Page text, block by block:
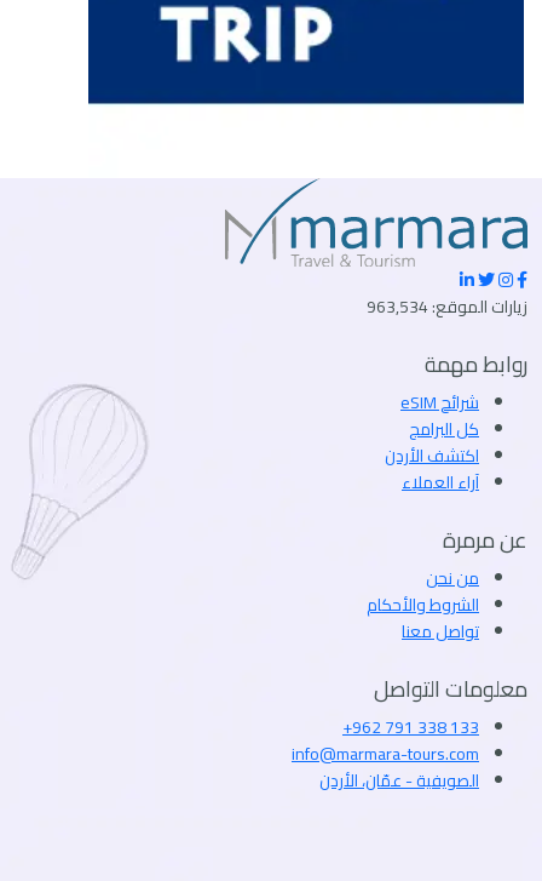
زيارات الموقع: 963,534
روابط مهمة
شرائح eSIM
كل البرامج
اكتشف الأردن
آراء العملاء
عن مرمرة
من نحن
الشروط والأحكام
تواصل معنا
معلومات التواصل
+962 791 338 133
info@marmara-tours.com
الصويفية - عمّان، الأردن